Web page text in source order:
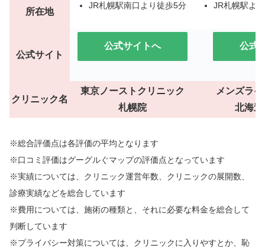
所在地
JR札幌駅南口より徒歩5分 JR札幌駅よ
公式サイト
公式サイトへ 公式
クリニック名
東京ノーストクリニック
札幌院
メンズラ
北海
※総合評価点は各評価の平均となります
※口コミ評価はグーグルぐマップの評価点となっています
※実績については、クリニック運営年数、クリニックの展開数、
診療実績などを総合しています
※費用については、施術の種類と、それに必要な料金を総合して
判断しています
※プライバシー対策については、クリニックに入りやすとか、恥